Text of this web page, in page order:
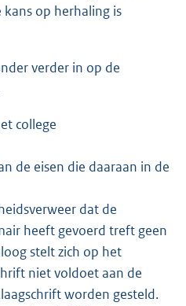
op herhaling is
verder in op de
college
de eisen die daaraan in de
dat de
heeft gevoerd treft geen
stelt zich op het
niet voldoet aan de
worden gesteld.